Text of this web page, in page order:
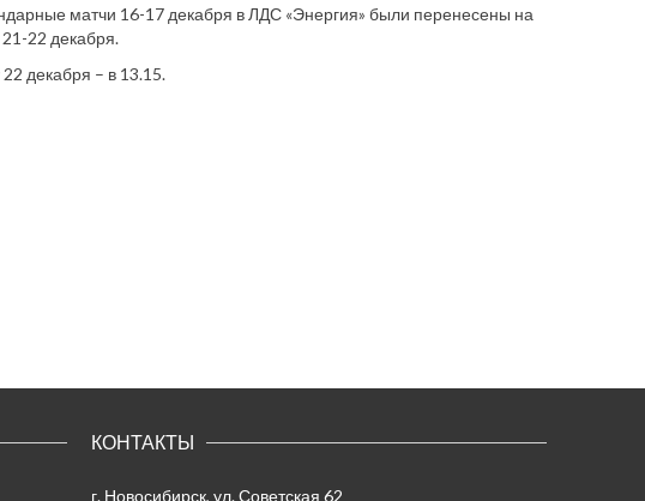
матчи 16-17 декабря в ЛДС «Энергия» были перенесены на
22 декабря.
декабря – в 13.15.
КОНТАКТЫ
г. Новосибирск, ул. Советская 62